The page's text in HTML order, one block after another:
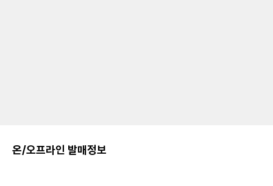
온/오프라인 발매정보